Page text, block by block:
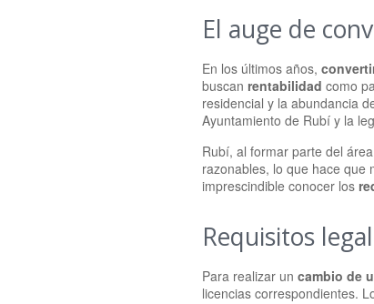
El auge de
En los últimos años,
buscan rentabilidad como
residencial y la abundancia
Ayuntamiento de Rubí y la
Rubí, al formar parte del
razonables, lo que hace que
imprescindible conocer los
Requisitos
Para realizar un cambio de
licencias correspondientes.